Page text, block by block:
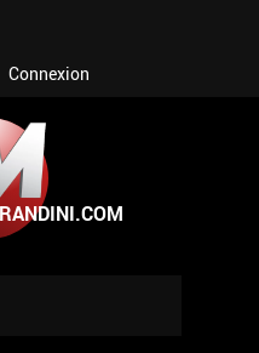
Connexion